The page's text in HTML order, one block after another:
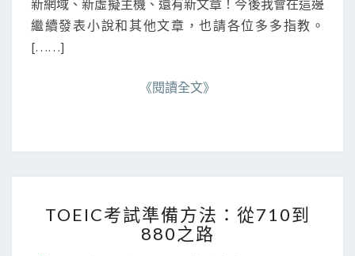
O
T
S
新網域、新虛擬主機、還有新文章！今後我會在這邊
繼續發表小說和其他文章，也請各位多多指教。
[……]
《閱讀全文》
O
E
TOEIC考試準備方法：從710到
880之路